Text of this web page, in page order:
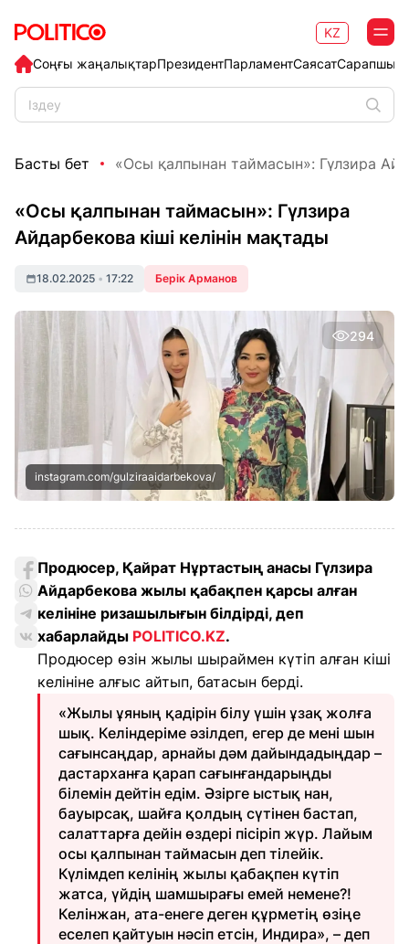
Соңғы жаңалықтарПрезидентПарламентСаясат
KZ
Басты бет «Осы қалпынан таймасын»: Гүлзира
«Осы қалпынан таймасын»: Гүлзира
Айдарбекова кіші келінін мақтады
18.02.2025 • 17:22 Берік Арманов
294
instagram.com/gulziraaidarbekova/
Продюсер, Қайрат Нұртастың анасы Гүлзира
Айдарбекова жылы қабақпен қарсы алған
келініне ризашылығын білдірді, деп
хабарлайды POLITICO.KZ.
Продюсер өзін жылы шыраймен күтіп алған кіші
келініне алғыс айтып, батасын берді.
«Жылы ұяның қадірін білу үшін ұзақ жолға
шық. Келіндеріме әзілдеп, егер де мені шын
сағынсаңдар, арнайы дәм дайындадыңдар –
дастарханға қарап сағынғандарыңды
білемін дейтін едім. Әзірге ыстық нан,
бауырсақ, шайға қолдың сүтінен бастап,
салаттарға дейін өздері пісіріп жүр. Лайым
осы қалпынан таймасын деп тілейік.
Күлімдеп келінің жылы қабақпен күтіп
жатса, үйдің шамшырағы емей немене?!
Келінжан, ата-енеге деген құрметің өзіңе
еселеп қайтуын нәсіп етсін, Индира», – деп